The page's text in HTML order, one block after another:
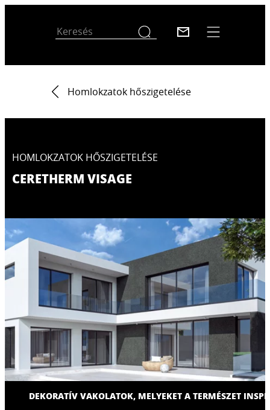
Homlokzatok hőszigetelése
HOMLOKZATOK HŐSZIGETELÉSE
CERETHERM VISAGE
DEKORATÍV VAKOLATOK, MELYEKET A TERMÉSZET